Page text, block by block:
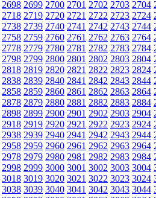
2698 2699 2700 2701 2702 2703 2704
2718 2719 2720 2721 2722 2723 2724
2738 2739 2740 2741 2742 2743 2744
2758 2759 2760 2761 2762 2763 2764
2778 2779 2780 2781 2782 2783 2784
2798 2799 2800 2801 2802 2803 2804
2818 2819 2820 2821 2822 2823 2824
2838 2839 2840 2841 2842 2843 2844
2858 2859 2860 2861 2862 2863 2864
2878 2879 2880 2881 2882 2883 2884
2898 2899 2900 2901 2902 2903 2904
2918 2919 2920 2921 2922 2923 2924
2938 2939 2940 2941 2942 2943 2944
2958 2959 2960 2961 2962 2963 2964
2978 2979 2980 2981 2982 2983 2984
2998 2999 3000 3001 3002 3003 3004
3018 3019 3020 3021 3022 3023 3024
3038 3039 3040 3041 3042 3043 3044